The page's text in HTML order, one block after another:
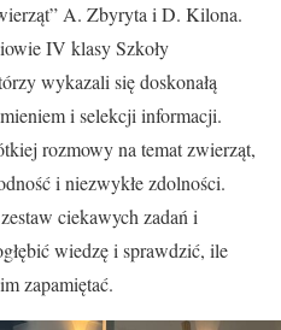
A. Zbyryta i D. Kilona.
IV klasy Szkoły
wykazali się doskonałą
i selekcji informacji.
rozmowy na temat zwierząt,
i niezwykłe zdolności.
ciekawych zadań i
wiedzę i sprawdzić, ile
zapamiętać.